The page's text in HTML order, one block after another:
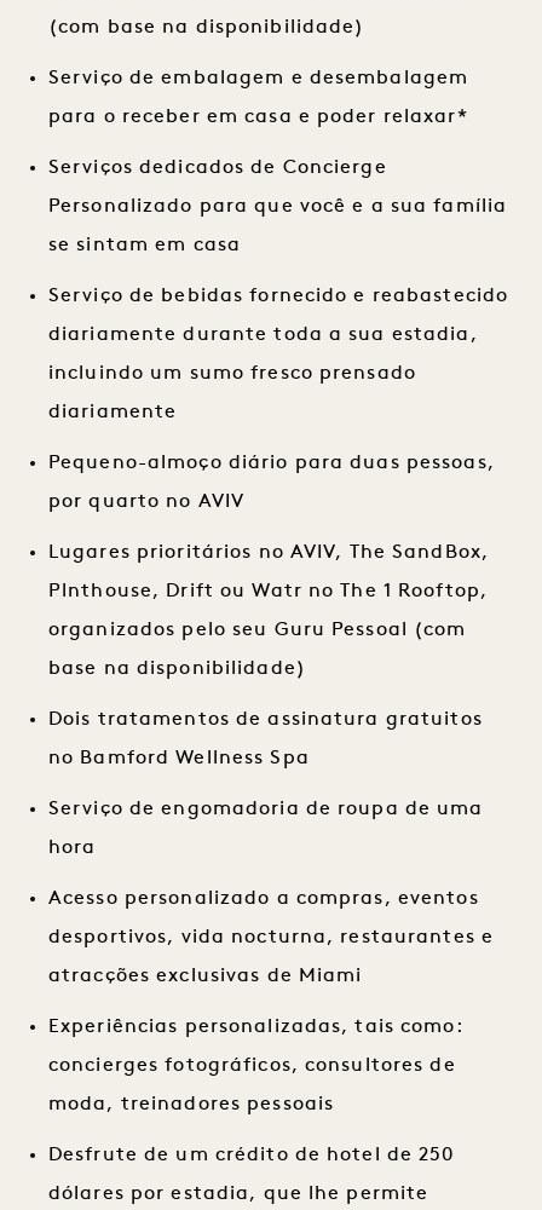
(com base na disponibilidade)
Serviço de embalagem e desembalagem
para o receber em casa e poder relaxar*
Serviços dedicados de Concierge
Personalizado para que você e a sua família
se sintam em casa
Serviço de bebidas fornecido e reabastecido
diariamente durante toda a sua estadia,
incluindo um sumo fresco prensado
diariamente
Pequeno-almoço diário para duas pessoas,
por quarto no AVIV
Lugares prioritários no AVIV, The SandBox,
Plnthouse, Drift ou Watr no The 1 Rooftop,
organizados pelo seu Guru Pessoal (com
base na disponibilidade)
Dois tratamentos de assinatura gratuitos
no Bamford Wellness Spa
Serviço de engomadoria de roupa de uma
hora
Acesso personalizado a compras, eventos
desportivos, vida nocturna, restaurantes e
atracções exclusivas de Miami
Experiências personalizadas, tais como:
concierges fotográficos, consultores de
moda, treinadores pessoais
Desfrute de um crédito de hotel de 250
dólares por estadia, que lhe permite